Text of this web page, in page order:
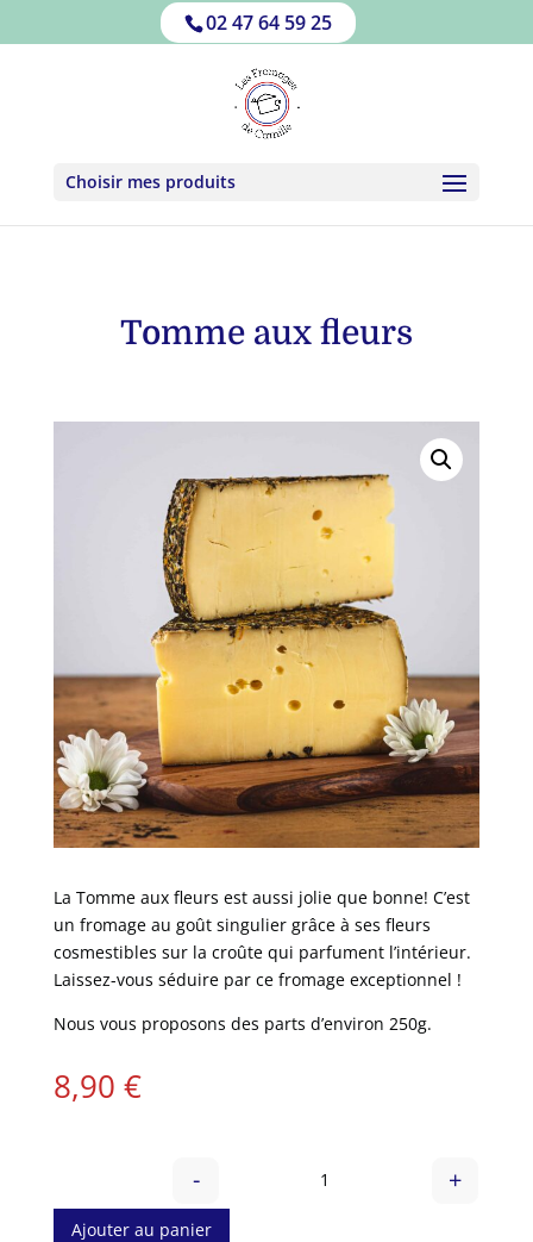
02 47 64 59 25
Choisir mes produits
Tomme aux fleurs
La Tomme aux fleurs est aussi jolie que bonne! C’est
un fromage au goût singulier grâce à ses fleurs
cosmestibles sur la croûte qui parfument l’intérieur.
Laissez-vous séduire par ce fromage exceptionnel !
Nous vous proposons des parts d’environ 250g.
8,90 €
quantité de Tomme aux
- +
Ajouter au panier